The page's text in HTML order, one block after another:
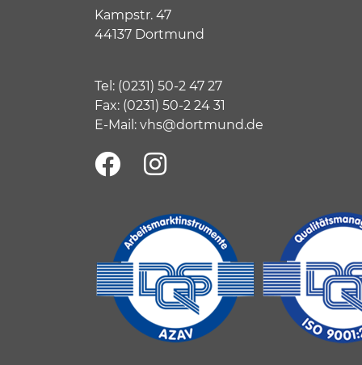
Kampstr. 47
44137 Dortmund
Tel: (0231) 50-2 47 27
Fax: (0231) 50-2 24 31
E-Mail: vhs@dortmund.de